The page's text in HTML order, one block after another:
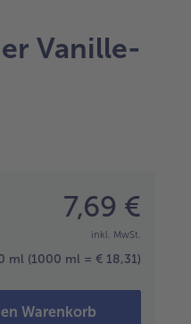
Vanille-
7,69 €
inkl. MwSt.
ml (1000 ml = € 18,31)
Warenkorb